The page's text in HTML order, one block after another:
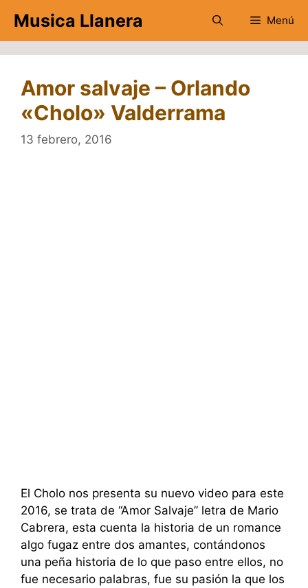
contenido
Musica Llanera Menú
Amor salvaje – Orlando
«Cholo» Valderrama
13 febrero, 2016
El Cholo nos presenta su nuevo video para este
2016, se trata de “Amor Salvaje” letra de Mario
Cabrera, esta cuenta la historia de un romance
algo fugaz entre dos amantes, contándonos
una peña historia de lo que paso entre ellos, no
fue necesario palabras, fue su pasión la que los